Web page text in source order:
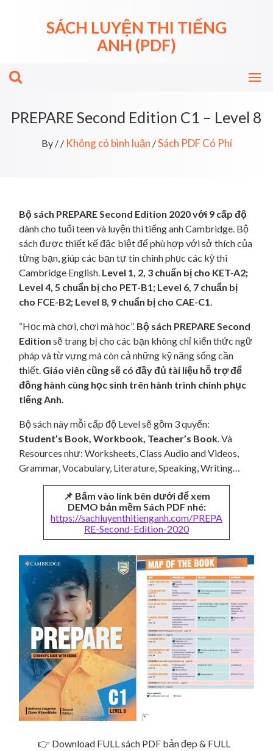
SÁCH LUYỆN THI TIẾNG
ANH (PDF)
PREPARE Second Edition C1 – Level 8
By / / Không có bình luận /Sách PDF Có Phí
Bộ sách PREPARE Second Edition 2020 với 9 cấp độ
dành cho tuổi teen và luyện thi tiếng anh Cambridge. Bộ
sách được thiết kế đặc biệt để phù hợp với sở thích của
từng bạn, giúp các bạn tự tin chinh phục các kỳ thi
Cambridge English. Level 1, 2, 3 chuẩn bị cho KET-A2;
Level 4, 5 chuẩn bị cho PET-B1; Level 6, 7 chuẩn bị
cho FCE-B2; Level 8, 9 chuẩn bị cho CAE-C1.
“Học mà chơi, chơi mà học”. Bộ sách PREPARE Second
Edition sẽ trang bị cho các bạn không chỉ kiến thức ngữ
pháp và từ vựng mà còn cả những kỹ năng sống cần
thiết. Giáo viên cũng sẽ có đầy đủ tài liệu hỗ trợ để
đồng hành cùng học sinh trên hành trình chinh phục
tiếng Anh.
Bộ sách này mỗi cấp độ Level sẽ gồm 3 quyển:
Student’s Book, Workbook, Teacher’s Book. Và
Resources như: Worksheets, Class Audio and Videos,
Grammar, Vocabulary, Literature, Speaking, Writing…
📌 Bấm vào link bên dưới để xem
DEMO bản mềm Sách PDF nhé:
https://sachluyenthitienganh.com/PREPA
RE-Second-Edition-2020
👉 Download FULL sách PDF bản đẹp & FULL